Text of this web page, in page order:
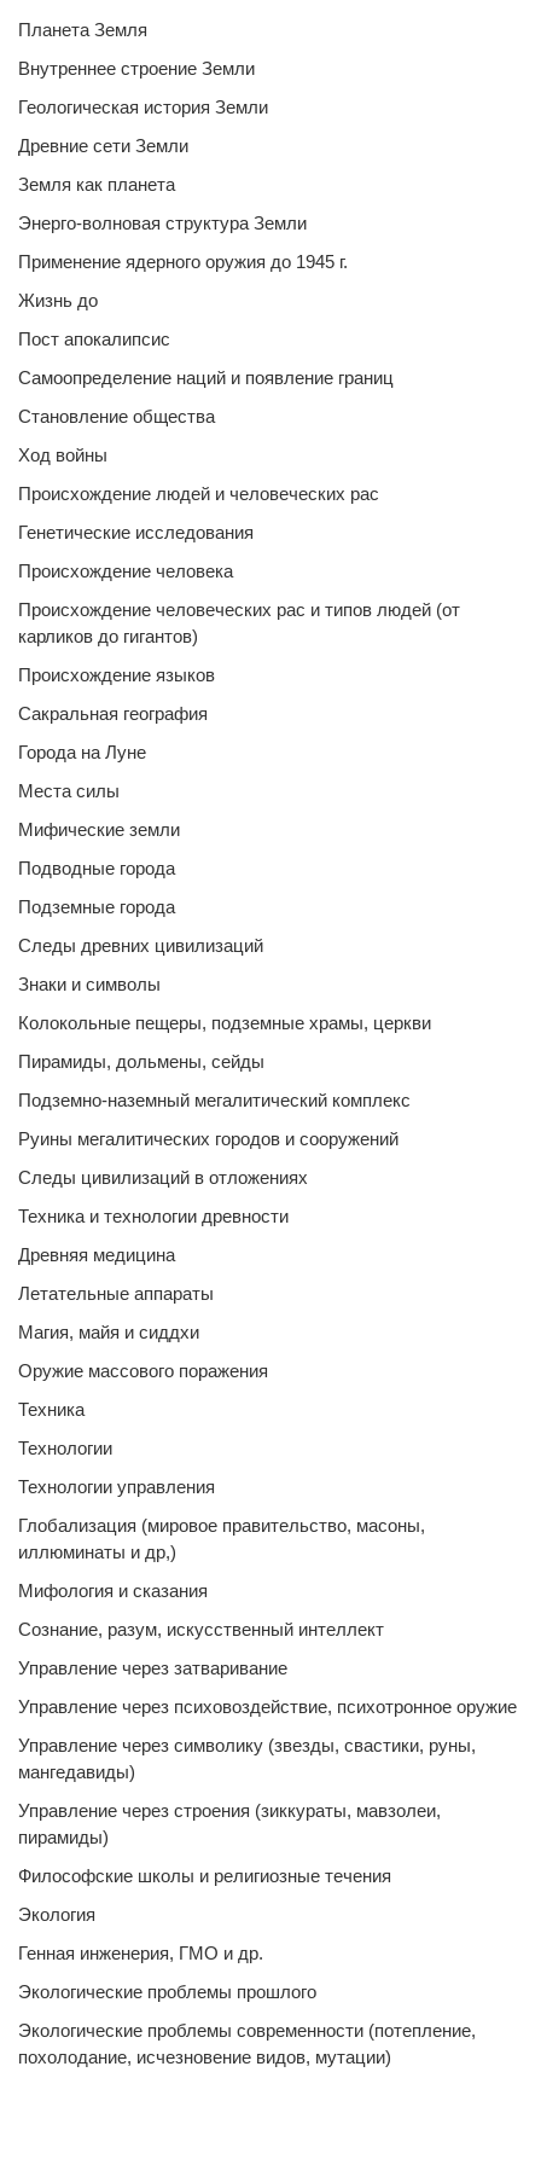
Планета Земля
Внутреннее строение Земли
Геологическая история Земли
Древние сети Земли
Земля как планета
Энерго-волновая структура Земли
Применение ядерного оружия до 1945 г.
Жизнь до
Пост апокалипсис
Самоопределение наций и появление границ
Становление общества
Ход войны
Происхождение людей и человеческих рас
Генетические исследования
Происхождение человека
Происхождение человеческих рас и типов людей (от
карликов до гигантов)
Происхождение языков
Сакральная география
Города на Луне
Места силы
Мифические земли
Подводные города
Подземные города
Следы древних цивилизаций
Знаки и символы
Колокольные пещеры, подземные храмы, церкви
Пирамиды, дольмены, сейды
Подземно-наземный мегалитический комплекс
Руины мегалитических городов и сооружений
Следы цивилизаций в отложениях
Техника и технологии древности
Древняя медицина
Летательные аппараты
Магия, майя и сиддхи
Оружие массового поражения
Техника
Технологии
Технологии управления
Глобализация (мировое правительство, масоны,
иллюминаты и др,)
Мифология и сказания
Сознание, разум, искусственный интеллект
Управление через затваривание
Управление через психовоздействие, психотронное оружие
Управление через символику (звезды, свастики, руны,
мангедавиды)
Управление через строения (зиккураты, мавзолеи,
пирамиды)
Философские школы и религиозные течения
Экология
Генная инженерия, ГМО и др.
Экологические проблемы прошлого
Экологические проблемы современности (потепление,
похолодание, исчезновение видов, мутации)